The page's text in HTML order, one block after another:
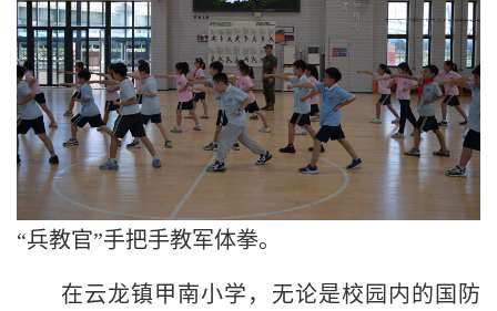
“兵教官”手把手教军体拳。
在云龙镇甲南小学，无论是校园内的国防